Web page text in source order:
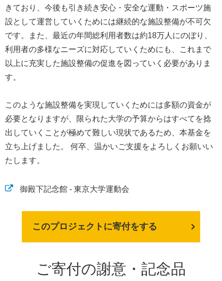
きており、今後も引き続き安心・安全な運動・スポーツ施
設として運営していくためには継続的な施設整備が不可欠
です。また、最近の年間総利用者数は約18万人にのぼり、
利用者の多様なニーズに対応していくためにも、これまで
以上に充実した施設整備の促進を図っていく必要がありま
す。
このような施設整備を実現していくためには多額の資金が
必要となりますが、限られた大学の予算からはすべてを捻
出していくことが極めて難しい現状であるため、本基金を
立ち上げました。 何卒、温かいご支援をよろしくお願いい
たします。
御殿下記念館 - 東京大学運動会
このプロジェクトに寄付をする
ご寄付の謝意・記念品